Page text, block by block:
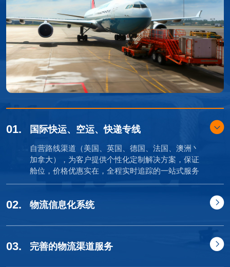
01. 国际快运、空运、快递专线
自营路线渠道（美国、英国、德国、法国、澳洲丶
加拿大），为客户提供个性化定制解决方案，保证
舱位，价格优惠实在，全程实时追踪的一站式服务
02. 物流信息化系统
03. 完善的物流渠道服务